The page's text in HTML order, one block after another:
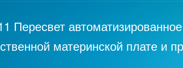
Пересвет
материнской плате и